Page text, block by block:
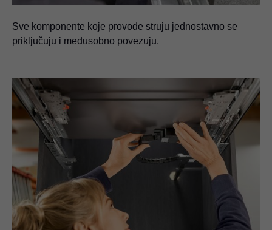
Sve komponente koje provode struju jednostavno se
priključuju i međusobno povezuju.